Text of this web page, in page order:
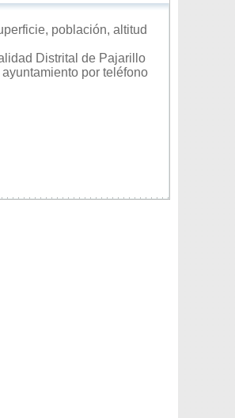
población, altitud
Distrital de Pajarillo
por teléfono